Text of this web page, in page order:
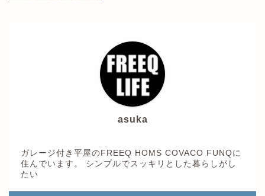
asuka
ガレージ付き平屋のFREEQ HOMS COVACO FUNQに
住んでいます。 シンプルでスッキリとした暮らしがし
たい